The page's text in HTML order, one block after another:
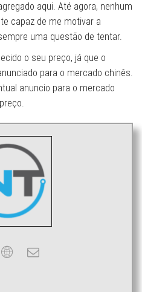
aqui. Até agora, nenhum
capaz de me motivar a
uma questão de tentar.
o seu preço, já que o
para o mercado chinês.
anuncio para o mercado